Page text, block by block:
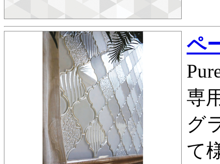
ペ
専
グ
て